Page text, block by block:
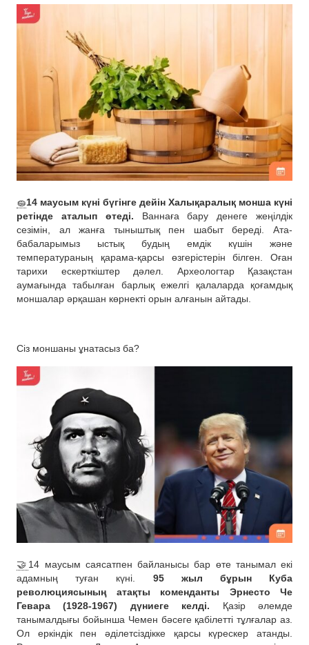
🧽14 маусым күні бүгінге дейін Халықаралық монша күні
ретінде аталып өтеді. Ваннаға бару денеге жеңілдік
сезімін, ал жанға тыныштық пен шабыт береді. Ата-
бабаларымыз ыстық будың емдік күшін және
температураның қарама-қарсы өзгерістерін білген. Оған
тарихи ескерткіштер дәлел. Археологтар Қазақстан
аумағында табылған барлық ежелгі қалаларда қоғамдық
моншалар әрқашан көрнекті орын алғанын айтады.
Сіз моншаны ұнатасыз ба?
🤝 14 маусым саясатпен байланысы бар өте танымал екі
адамның туған күні. 95 жыл бұрын Куба
революциясының атақты коменданты Эрнесто Че
Гевара (1928-1967) дүниеге келді. Қазір әлемде
танымалдығы бойынша Чемен бәсеге қабілетті тұлғалар аз.
Ол еркіндік пен әділетсіздікке қарсы күрескер атанды.